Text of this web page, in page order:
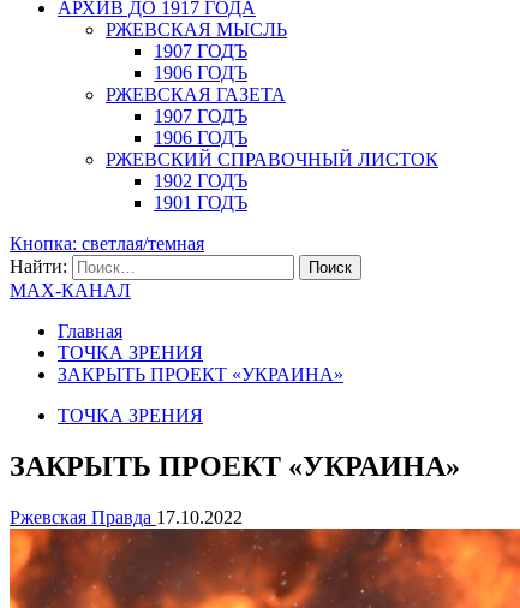
АРХИВ ДО 1917 ГОДА
РЖЕВСКАЯ МЫСЛЬ
1907 ГОДЪ
1906 ГОДЪ
РЖЕВСКАЯ ГАЗЕТА
1907 ГОДЪ
1906 ГОДЪ
РЖЕВСКИЙ СПРАВОЧНЫЙ ЛИСТОК
1902 ГОДЪ
1901 ГОДЪ
Кнопка: светлая/темная
Найти:
MAX-КАНАЛ
Главная
ТОЧКА ЗРЕНИЯ
ЗАКРЫТЬ ПРОЕКТ «УКРАИНА»
ТОЧКА ЗРЕНИЯ
ЗАКРЫТЬ ПРОЕКТ «УКРАИНА»
Ржевская Правда 17.10.2022